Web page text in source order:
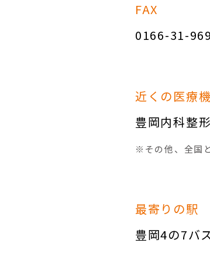
FAX
0166-31-
近くの医療
豊岡内科整
※その他、全国
最寄りの駅
豊岡4の7バ